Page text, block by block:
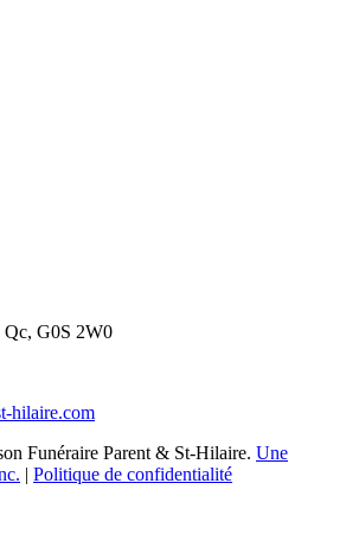
Qc, G0S 2W0
hilaire.com
Funéraire Parent & St-Hilaire. Une
| Politique de confidentialité